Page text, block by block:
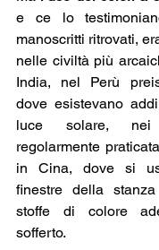
e ce lo
manoscritti ritrovati,
nelle civiltà più
India, nel Perù
dove esistevano
luce solare,
regolarmente
in Cina, dove si
finestre della
stoffe di colore
sofferto.